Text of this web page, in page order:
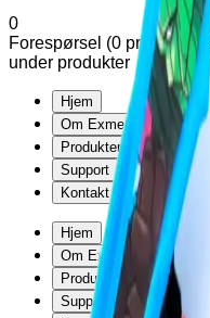
0
Forespørsel (0 produkter)
under produkter
Hjem
Om Exmed
Produkter
Support
Kontakt
Hjem
Om Exmed
Produkter
Support